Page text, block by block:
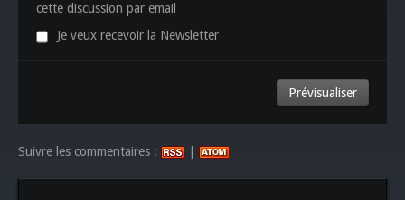
cette discussion par email
Je veux recevoir la Newsletter
Suivre les commentaires : |